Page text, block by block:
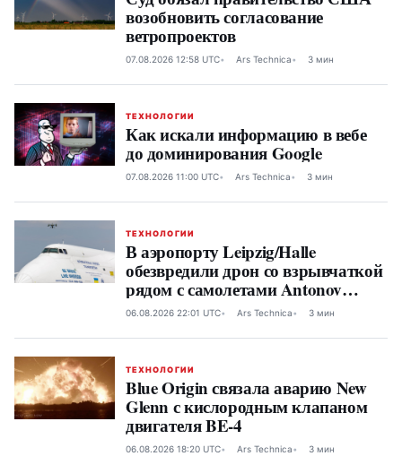
возобновить согласование
ветропроектов
07.08.2026 12:58 UTC Ars Technica 3 мин
ТЕХНОЛОГИИ
Как искали информацию в вебе
до доминирования Google
07.08.2026 11:00 UTC Ars Technica 3 мин
ТЕХНОЛОГИИ
В аэропорту Leipzig/Halle
обезвредили дрон со взрывчаткой
рядом с самолетами Antonov
Airlines
06.08.2026 22:01 UTC Ars Technica 3 мин
ТЕХНОЛОГИИ
Blue Origin связала аварию New
Glenn с кислородным клапаном
двигателя BE-4
06.08.2026 18:20 UTC Ars Technica 3 мин